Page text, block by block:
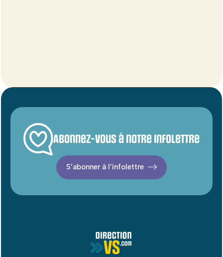
Abonnez-vous à notre infolettre
S’abonner à l’infolettre